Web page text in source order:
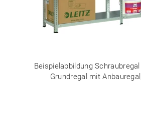
Beispielabbildung
Grundregal mit